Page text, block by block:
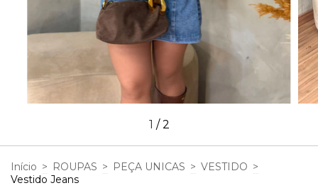
1 /2
Início > ROUPAS > PEÇA UNICAS > VESTIDO >
Vestido Jeans